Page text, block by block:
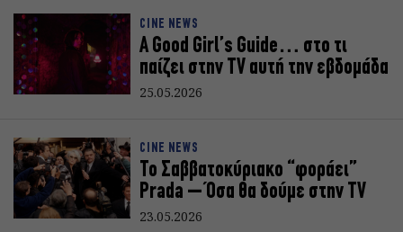
CINE NEWS
A Good Girl’s Guide… στο τι
παίζει στην TV αυτή την εβδομάδα
25.05.2026
CINE NEWS
Το Σαββατοκύριακο “φοράει”
Prada – Όσα θα δούμε στην TV
23.05.2026